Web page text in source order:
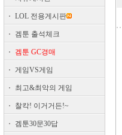
LOL 전용게시판
겜툰 출석체크
겜툰 GC경매
게임VS게임
최고&최악의 게임
찰칵! 이거거든!~
겜툰30문30답